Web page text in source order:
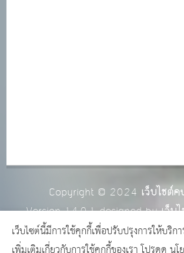
Copyright © 2024 เว็บไซต์
Version 14.0.1 designed byเว็บ
อบต. เว็บโรงเรียน พร้อมใช้งาน
0.0447วิน
เว็บไซต์นี้มีการใช้คุกกี้เพื่อปรับปรุงการให้บริก